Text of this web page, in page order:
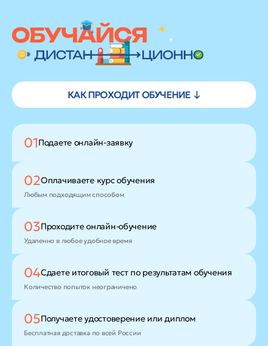
КАК ПРОХОДИТ ОБУЧЕНИЕ ↓
01Подаете онлайн-заявку
02Оплачиваете курс обучения
Любым подходящим способом
03Проходитеонлайн-обучение
Удаленно в любое удобное время
04Сдаете итоговый тест по результатам обучения
Количество попыток неограничено
05Получаете удостоверение или диплом
Бесплатная доставка по всей России